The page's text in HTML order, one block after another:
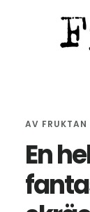
AV FRUKTAN
En